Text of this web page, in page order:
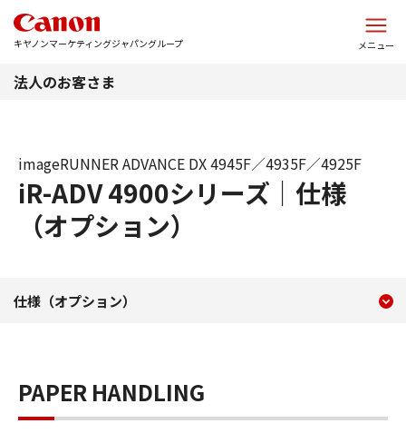
キヤノンマーケティングジャパングループ メニュー
法人のお客さま
iR-ADV 4900シリーズ｜仕様
（オプション）
imageRUNNER ADVANCE DX 4945F／4935F／4925F
iR-ADV 4900シリーズ 仕様
仕様（オプション）
PAPER HANDLING